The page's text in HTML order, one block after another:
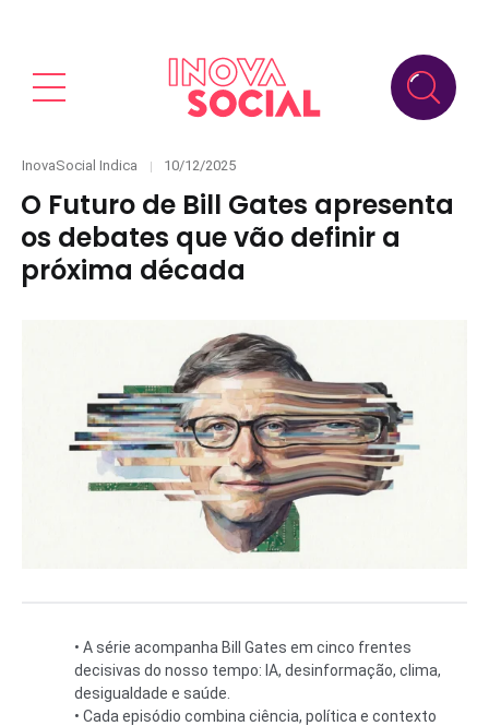
Categories
InovaSocial Indica
Posted
10/12/2025
O Futuro de Bill Gates apresenta
os debates que vão definir a
próxima década
• A série acompanha Bill Gates em cinco frentes
decisivas do nosso tempo: IA, desinformação, clima,
desigualdade e saúde.
• Cada episódio combina ciência, política e contexto